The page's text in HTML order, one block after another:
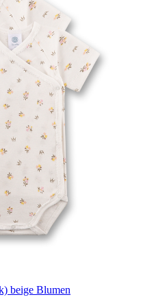
beige Blumen